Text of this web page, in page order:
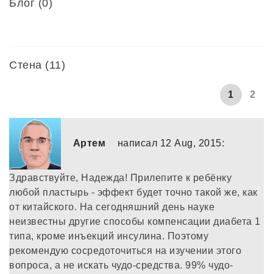
Блог (0)
Стена (11)
1 2
Артем написал 12 Aug, 2015:
Здравствуйте, Надежда! Прилепите к ребёнку
любой пластырь - эффект будет точно такой же, как
от китайского. На сегодняшний день науке
неизвестны другие способы компенсации диабета 1
типа, кроме инъекций инсулина. Поэтому
рекомендую сосредоточиться на изучении этого
вопроса, а не искать чудо-средства. 99% чудо-